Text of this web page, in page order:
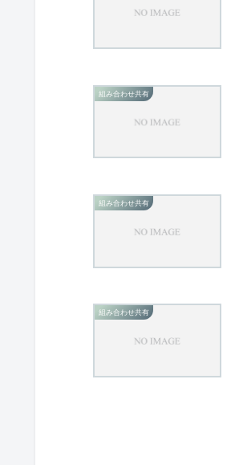
組み合わせ共有
組み合わせ共有
組み合わせ共有